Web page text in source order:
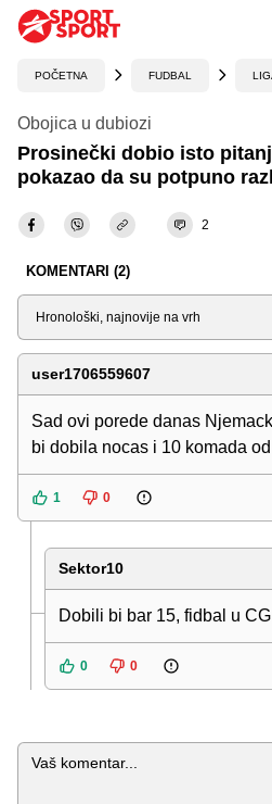
POČETNA FUDBAL
Obojica u dubiozi
Prosinečki dobio isto
pokazao da su potpuno
2
KOMENTARI (2)
Sortiraj
user1706559607
Sad ovi porede danas
bi dobila nocas i 10 komada
1 0
Sektor10
Dobili bi bar 15, fidbal u
0 0
Komentar